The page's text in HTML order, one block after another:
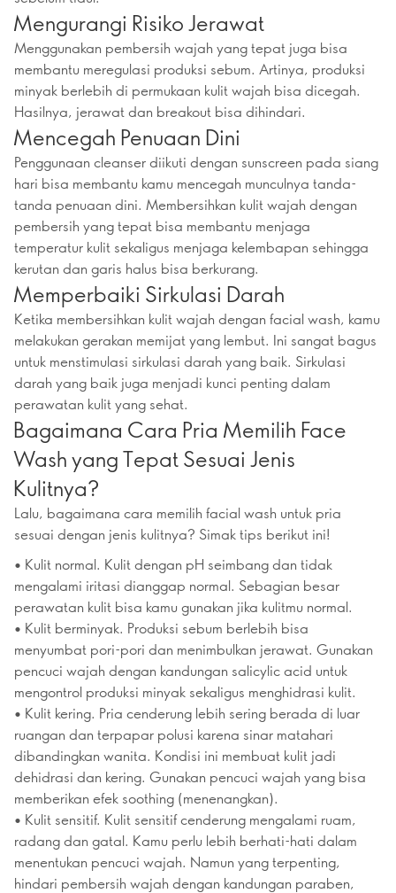
Mengurangi Risiko Jerawat
Menggunakan pembersih wajah yang tepat juga bisa
membantu meregulasi produksi sebum. Artinya, produksi
minyak berlebih di permukaan kulit wajah bisa dicegah.
Hasilnya, jerawat dan breakout bisa dihindari.
Mencegah Penuaan Dini
Penggunaan cleanser diikuti dengan sunscreen pada siang
hari bisa membantu kamu mencegah munculnya tanda-
tanda penuaan dini. Membersihkan kulit wajah dengan
pembersih yang tepat bisa membantu menjaga
temperatur kulit sekaligus menjaga kelembapan sehingga
kerutan dan garis halus bisa berkurang.
Memperbaiki Sirkulasi Darah
Ketika membersihkan kulit wajah dengan facial wash, kamu
melakukan gerakan memijat yang lembut. Ini sangat bagus
untuk menstimulasi sirkulasi darah yang baik. Sirkulasi
darah yang baik juga menjadi kunci penting dalam
perawatan kulit yang sehat.
Bagaimana Cara Pria Memilih Face
Wash yang Tepat Sesuai Jenis
Kulitnya?
Lalu, bagaimana cara memilih facial wash untuk pria
sesuai dengan jenis kulitnya? Simak tips berikut ini!
• Kulit normal. Kulit dengan pH seimbang dan tidak
mengalami iritasi dianggap normal. Sebagian besar
perawatan kulit bisa kamu gunakan jika kulitmu normal.
• Kulit berminyak. Produksi sebum berlebih bisa
menyumbat pori-pori dan menimbulkan jerawat. Gunakan
pencuci wajah dengan kandungan salicylic acid untuk
mengontrol produksi minyak sekaligus menghidrasi kulit.
• Kulit kering. Pria cenderung lebih sering berada di luar
ruangan dan terpapar polusi karena sinar matahari
dibandingkan wanita. Kondisi ini membuat kulit jadi
dehidrasi dan kering. Gunakan pencuci wajah yang bisa
memberikan efek soothing (menenangkan).
• Kulit sensitif. Kulit sensitif cenderung mengalami ruam,
radang dan gatal. Kamu perlu lebih berhati-hati dalam
menentukan pencuci wajah. Namun yang terpenting,
hindari pembersih wajah dengan kandungan paraben,